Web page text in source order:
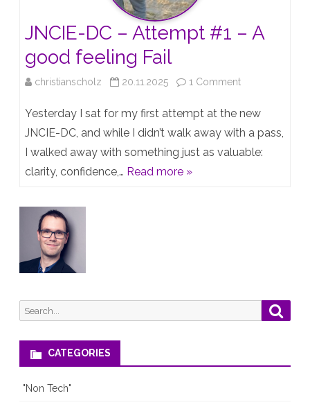
die
JNCIE-DC – Attempt #1 – A
good feeling Fail
christianscholz 20.11.2025 1 Commenton
DC
–
feeling
Fail
Yesterday I sat for my first attempt at the new
JNCIE-DC, and while I didn’t walk away with a pass,
I walked away with something just as valuable:
clarity, confidence,… Read more »
Search
for:
CATEGORIES
"Non Tech"